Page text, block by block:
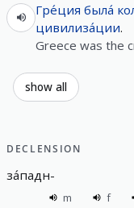
Гре́ция была́
цивилиза́ции.
Greece was the
show all
DECLENSION
за́падн-
m f